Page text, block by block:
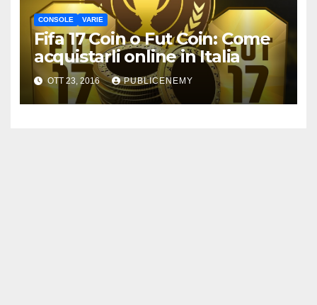
CONSOLE VARIE
Fifa 17 Coin o Fut Coin: Come
acquistarli online in Italia
OTT 23, 2016 PUBLICENEMY